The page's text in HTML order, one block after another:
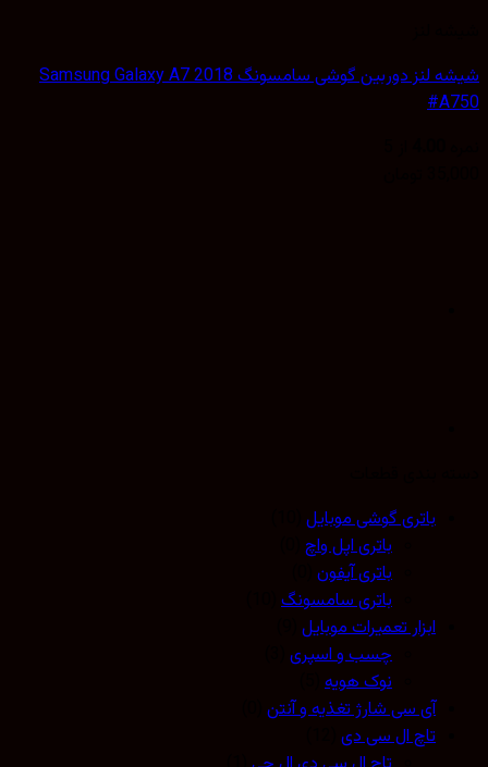
شیشه لنز دوربین گوشی سامسونگ Samsung Galaxy A7 2018
باتری گوشی موبایل(10)
باتری اپل واچ(0)
باتری آیفون(0)
باتری سامسونگ(10)
ابزار تعمیرات موبایل(9)
چسب و اسپری(3)
نوک هویه(5)
آی سی شارژ تغذیه و آنتن(0)
تاچ ال سی دی(12)